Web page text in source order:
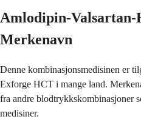
Amlodipin-
Merkenavn
Denne kombinasjonsmedisinen er
Exforge HCT i mange land.
fra andre blodtrykkskombinasjoner
medisiner.